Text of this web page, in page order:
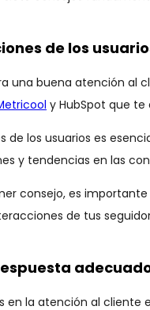
de los
una buena atención al
y HubSpot que
de los usuarios es
y tendencias en las
consejo, es
de tus
en la atención al